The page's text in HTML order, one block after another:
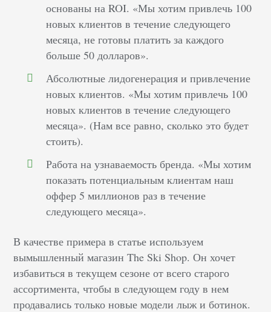
основаны на ROI. «Мы хотим привлечь 100
новых клиентов в течение следующего
месяца, не готовы платить за каждого
больше 50 долларов».
Абсолютные лидогенерация и привлечение
новых клиентов. «Мы хотим привлечь 100
новых клиентов в течение следующего
месяца». (Нам все равно, сколько это будет
стоить).
Работа на узнаваемость бренда. «Мы хотим
показать потенциальным клиентам наш
оффер 5 миллионов раз в течение
следующего месяца».
В качестве примера в статье используем
вымышленный магазин The Ski Shop. Он хочет
избавиться в текущем сезоне от всего старого
ассортимента, чтобы в следующем году в нем
продавались только новые модели лыж и ботинок.